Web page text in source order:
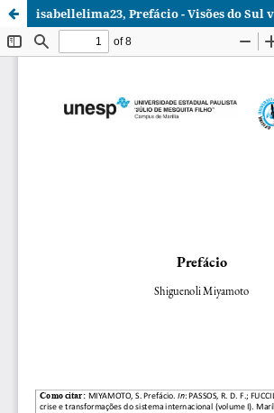
isabellelima23, Prefácio - Visões do Sul